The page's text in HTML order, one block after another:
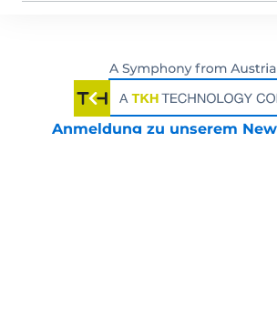
Anmeldung zu unserem